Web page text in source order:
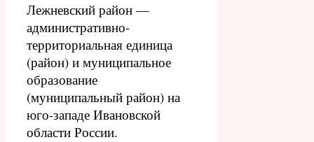
Лежневский район —
административно-
территориальная единица
(район) и муниципальное
образование
(муниципальный район) на
юго-западе Ивановской
области России.